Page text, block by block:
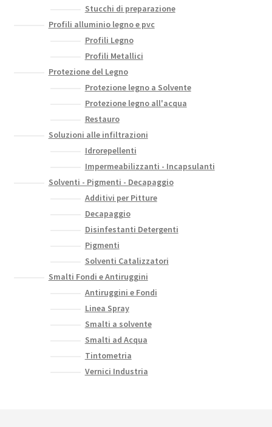
Stucchi di preparazione
Profili alluminio legno e pvc
Profili Legno
Profili Metallici
Protezione del Legno
Protezione legno a Solvente
Protezione legno all'acqua
Restauro
Soluzioni alle infiltrazioni
Idrorepellenti
Impermeabilizzanti - Incapsulanti
Solventi - Pigmenti - Decapaggio
Additivi per Pitture
Decapaggio
Disinfestanti Detergenti
Pigmenti
Solventi Catalizzatori
Smalti Fondi e Antiruggini
Antiruggini e Fondi
Linea Spray
Smalti a solvente
Smalti ad Acqua
Tintometria
Vernici Industria